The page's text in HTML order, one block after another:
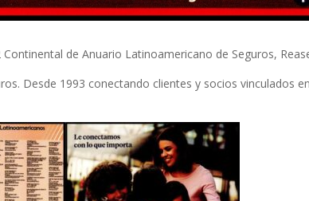
de Anuario Latinoamericano de Seguros,
Desde 1993 conectando clientes y socios vinculados